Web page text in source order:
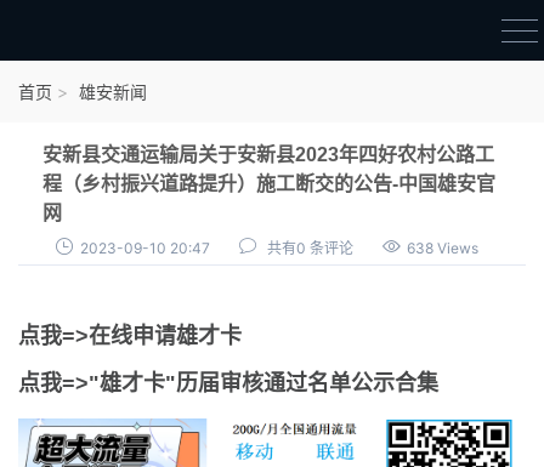
点我申领雄才卡
雄安新闻
首页 雄安新闻
安新县交通运输局关于安新县2023年四好农村公路工
程（乡村振兴道路提升）施工断交的公告-中国雄安官
网
2023-09-10 20:47 共有0 条评论 638 Views
点我=>在线申请雄才卡
点我=>"雄才卡"历届审核通过名单公示合集